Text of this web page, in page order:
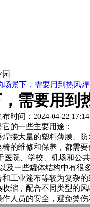
场景下，需要用到热风焊
需要用到
时间：2024-04-22
的一些主要用途：
大量的塑料薄膜、防
的维修和保养，都需要
、学校、机场和公共
一些罐体结构中有很
业篷布等较为复杂的
，配合不同类型的风
员的安全，避免烫伤